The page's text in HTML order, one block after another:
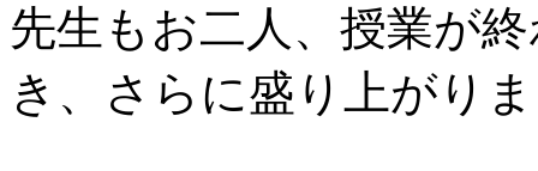
先生もお二人、授業が
き、さらに盛り上がり